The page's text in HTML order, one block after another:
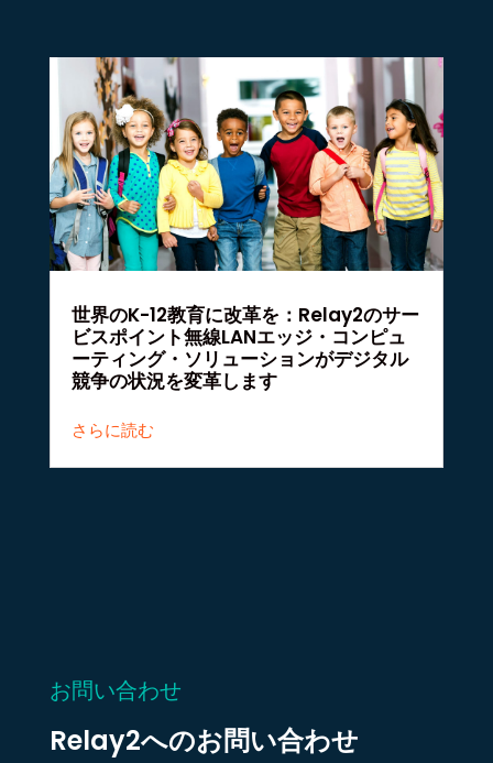
世界のK-12教育に改革を：Relay2のサー
ビスポイント無線LANエッジ・コンピュ
ーティング・ソリューションがデジタル
競争の状況を変革します
さらに読む
お問い合わせ
Relay2へのお問い合わせ